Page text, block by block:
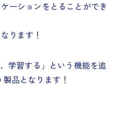
ーションをとることができ
ります！
学習する」という機能を追
品となります！